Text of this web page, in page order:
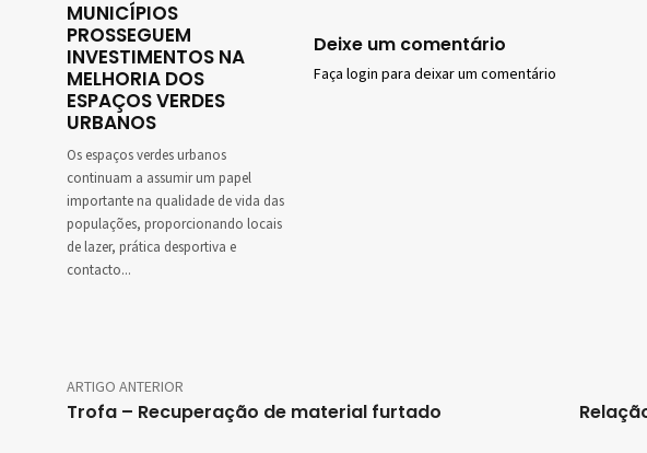
MUNICÍPIOS
PROSSEGUEM
INVESTIMENTOS NA
MELHORIA DOS
ESPAÇOS VERDES
URBANOS
Os espaços verdes urbanos
continuam a assumir um papel
importante na qualidade de vida das
populações, proporcionando locais
de lazer, prática desportiva e
contacto...
Deixe um comentário
Faça login para deixar um comentário
ARTIGO ANTERIOR
Trofa – Recuperação de material furtado